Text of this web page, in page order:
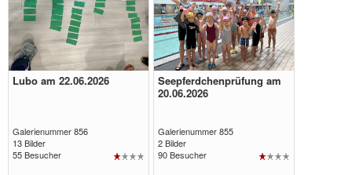
öffnen
Lubo am 22.06.2026
Galerienummer 856
13 Bilder
55 Besucher
Galerie
öffnen
Seepferdchenprüfung am
20.06.2026
Galerienummer 855
2 Bilder
90 Besucher